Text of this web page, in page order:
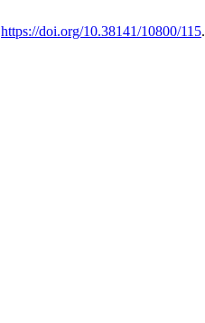
https://doi.org/10.38141/10800/115.